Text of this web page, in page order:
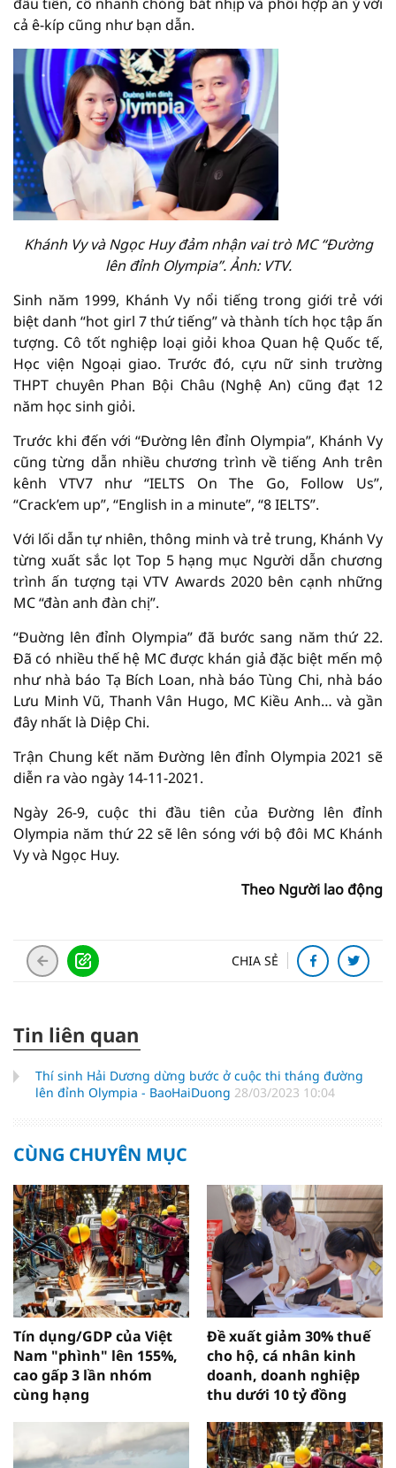
đầu tiên, cô nhanh chóng bắt nhịp và phối hợp ăn ý với
cả ê-kíp cũng như bạn dẫn.
Khánh Vy và Ngọc Huy đảm nhận vai trò MC “Đường
lên đỉnh Olympia”. Ảnh: VTV.
Sinh năm 1999, Khánh Vy nổi tiếng trong giới trẻ với
biệt danh “hot girl 7 thứ tiếng” và thành tích học tập ấn
tượng. Cô tốt nghiệp loại giỏi khoa Quan hệ Quốc tế,
Học viện Ngoại giao. Trước đó, cựu nữ sinh trường
THPT chuyên Phan Bội Châu (Nghệ An) cũng đạt 12
năm học sinh giỏi.
Trước khi đến với “Đường lên đỉnh Olympia”, Khánh Vy
cũng từng dẫn nhiều chương trình về tiếng Anh trên
kênh VTV7 như “IELTS On The Go, Follow Us”,
“Crack’em up”, “English in a minute”, “8 IELTS”.
Với lối dẫn tự nhiên, thông minh và trẻ trung, Khánh Vy
từng xuất sắc lọt Top 5 hạng mục Người dẫn chương
trình ấn tượng tại VTV Awards 2020 bên cạnh những
MC “đàn anh đàn chị”.
“Đuờng lên đỉnh Olympia” đã bước sang năm thứ 22.
Đã có nhiều thế hệ MC được khán giả đặc biệt mến mộ
như nhà báo Tạ Bích Loan, nhà báo Tùng Chi, nhà báo
Lưu Minh Vũ, Thanh Vân Hugo, MC Kiều Anh… và gần
đây nhất là Diệp Chi.
Trận Chung kết năm Đường lên đỉnh Olympia 2021 sẽ
diễn ra vào ngày 14-11-2021.
Ngày 26-9, cuộc thi đầu tiên của Đường lên đỉnh
Olympia năm thứ 22 sẽ lên sóng với bộ đôi MC Khánh
Vy và Ngọc Huy.
Theo Người lao động
CHIA SẺ
Tin liên quan
Thí sinh Hải Dương dừng bước ở cuộc thi tháng đường
lên đỉnh Olympia - BaoHaiDuong 28/03/2023 10:04
CÙNG CHUYÊN MỤC
Tín dụng/GDP của Việt
Nam "phình" lên 155%,
cao gấp 3 lần nhóm
cùng hạng
Đề xuất giảm 30% thuế
cho hộ, cá nhân kinh
doanh, doanh nghiệp
thu dưới 10 tỷ đồng